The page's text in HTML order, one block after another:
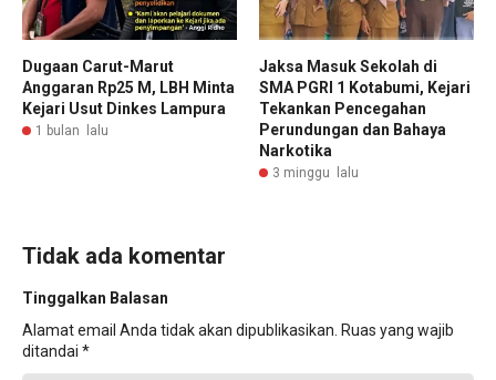
Dugaan Carut-Marut
Anggaran Rp25 M, LBH Minta
Kejari Usut Dinkes Lampura
1 bulan lalu
Jaksa Masuk Sekolah di
SMA PGRI 1 Kotabumi, Kejari
Tekankan Pencegahan
Perundungan dan Bahaya
Narkotika
3 minggu lalu
Tidak ada komentar
Tinggalkan Balasan
Alamat email Anda tidak akan dipublikasikan. Ruas yang wajib
ditandai *